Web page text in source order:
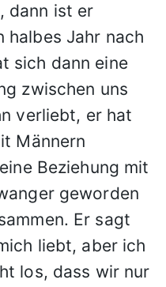
dann ist er
halbes Jahr nach
sich dann eine
zwischen uns
verliebt, er hat
Männern
Beziehung mit
geworden
Er sagt
liebt, aber ich
los, dass wir nur